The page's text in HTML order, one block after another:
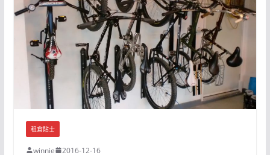
租倉貼士
winnie
2016-12-16